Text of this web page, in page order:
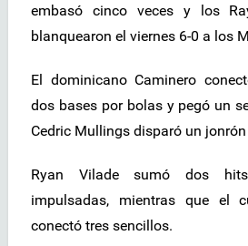
embasó cinco veces y los
blanquearon el viernes 6-0 a los
El dominicano Caminero
dos bases por bolas y pegó un
Cedric Mullings disparó un
Ryan Vilade sumó dos
impulsadas, mientras que el
conectó tres sencillos.